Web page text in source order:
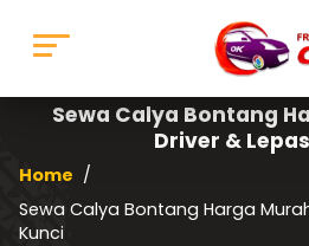
Sewa Calya Bontang
Driver &
Home /
Sewa Calya Bontang Harga
Kunci